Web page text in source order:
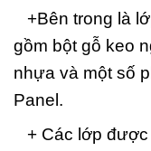
+Bên trong là
gồm bột gỗ keo
nhựa và một số
Panel.
+ Các lớp được